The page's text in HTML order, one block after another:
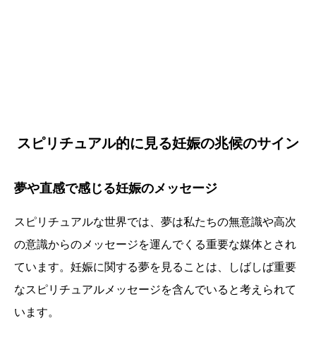
スピリチュアル的に見る妊娠の兆候のサイン
夢や直感で感じる妊娠のメッセージ
スピリチュアルな世界では、夢は私たちの無意識や高次
の意識からのメッセージを運んでくる重要な媒体とされ
ています。妊娠に関する夢を見ることは、しばしば重要
なスピリチュアルメッセージを含んでいると考えられて
います。